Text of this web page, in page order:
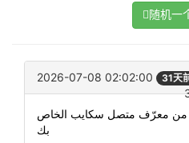
随机一
2026-07-08 02:02:00 31天
للتحقق من معرّف متصل سكايب الخاص
بك